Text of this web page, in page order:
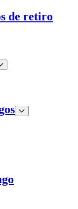
de retiro